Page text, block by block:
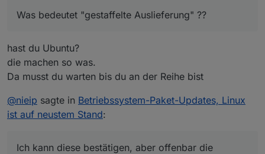
nicht grundsätzlich abschalten :(
reboot weg)
Was bedeutet "gestaffelte Auslieferung" ??
hast du Ubuntu?
die machen so was.
Da musst du warten bis du an der Reihe bist
@nieip sagte in Betriebssystem-Paket-Updates, Linux
ist auf neustem Stand:
Ich kann diese bestätigen, aber offenbar die